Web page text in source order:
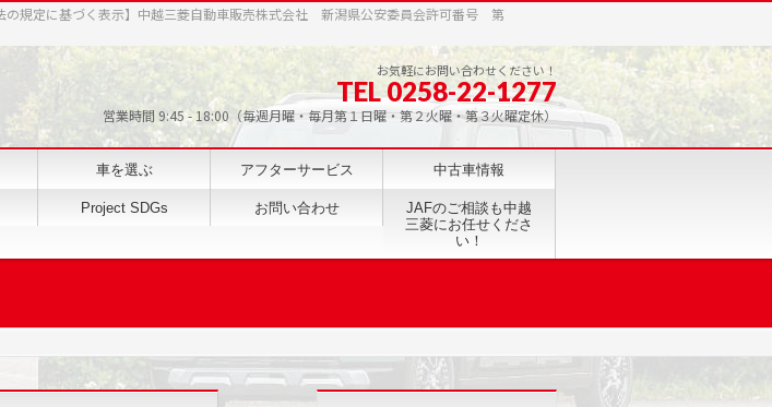
規定に基づく表示】中越三菱自動車販売株式会社 新潟県公安委員会許可番号 第
お気軽にお問い合わせください！
TEL 0258-22-1277
営業時間 9:45 - 18:00（毎週月曜・毎月第１日曜・第２火曜・第３火曜定休）
車を選ぶ アフターサービス 中古車情報
Project SDGs お問い合わせ
JAFのご相談も中越
三菱にお任せくださ
い！